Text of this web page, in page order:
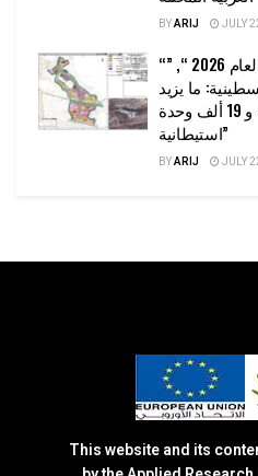
BYARIJ JULY
“حتى النصف الأول من العام 2026 “, ”
ما يزيد
عن 22 ألف دونم مستهدفة و 19 ألف وحدة
استيطانية”
BYARIJ JULY
This website and its